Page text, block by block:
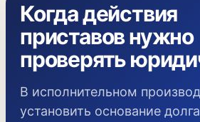
Когда действия
приставов нужно
проверять
В исполнительном
установить основание